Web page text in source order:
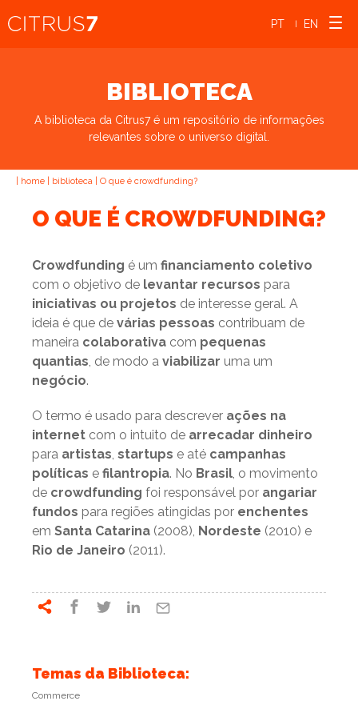
PT | EN
BIBLIOTECA
A biblioteca da Citrus7 é um repositório de informações
relevantes sobre o universo digital.
home biblioteca O que é crowdfunding?
O QUE É CROWDFUNDING?
Crowdfunding é um financiamento coletivo
com o objetivo de levantar recursos para
iniciativas ou projetos de interesse geral. A
ideia é que de várias pessoas contribuam de
maneira colaborativa com pequenas
quantias, de modo a viabilizar uma um
negócio.
O termo é usado para descrever ações na
internet com o intuito de arrecadar dinheiro
para artistas, startups e até campanhas
políticas e filantropia. No Brasil, o movimento
de crowdfunding foi responsável por angariar
fundos para regiões atingidas por enchentes
em Santa Catarina (2008), Nordeste (2010) e
Rio de Janeiro (2011).
Temas da Biblioteca:
Commerce